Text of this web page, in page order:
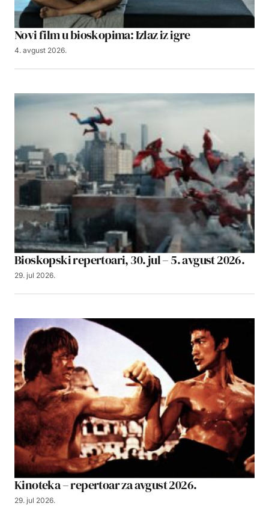
Novi film u bioskopima: Izlaz iz igre
4. avgust 2026.
Bioskopski repertoari, 30. jul – 5. avgust 2026.
29. jul 2026.
Kinoteka – repertoar za avgust 2026.
29. jul 2026.